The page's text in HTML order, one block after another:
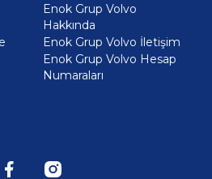
Enok Grup Volvo
Hakkında
Enok Grup Volvo İletişim
Enok Grup Volvo Hesap
Numaraları